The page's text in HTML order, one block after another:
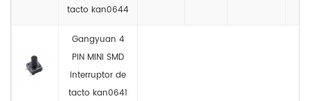
tacto kan0644
Gangyuan 4
PIN MINI SMD
interruptor de
tacto kan0641